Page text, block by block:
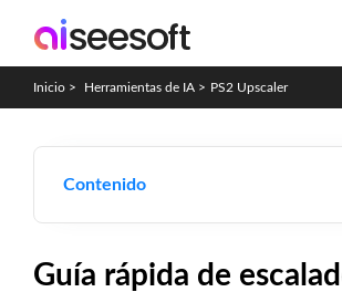
Inicio > Herramientas de IA > PS2 Upscaler
Contenido
Guía rápida de